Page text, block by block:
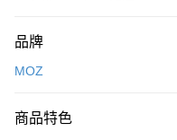
信用卡一次付款
Apple Pay
品牌
MOZ
商品特色